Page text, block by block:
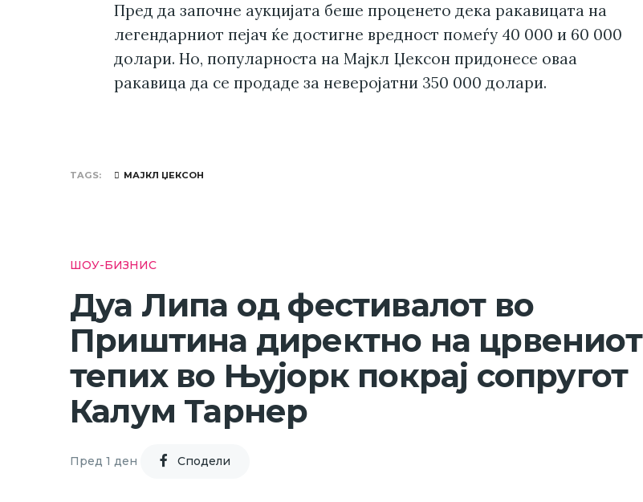
Пред да започне аукцијата беше проценето дека ракавицата на
легендарниот пејач ќе достигне вредност помеѓу 40 000 и 60 000
долари. Но, популарноста на Мајкл Џексон придонесе оваа
ракавица да се продаде за неверојатни 350 000 долари.
TAGS МАЈКЛ ЏЕКСОН
ШОУ-БИЗНИС
Дуа Липа од фестивалот во
Приштина директно на црвениот
тепих во Њујорк покрај сопругот
Калум Тарнер
Пред 1 ден Cподели